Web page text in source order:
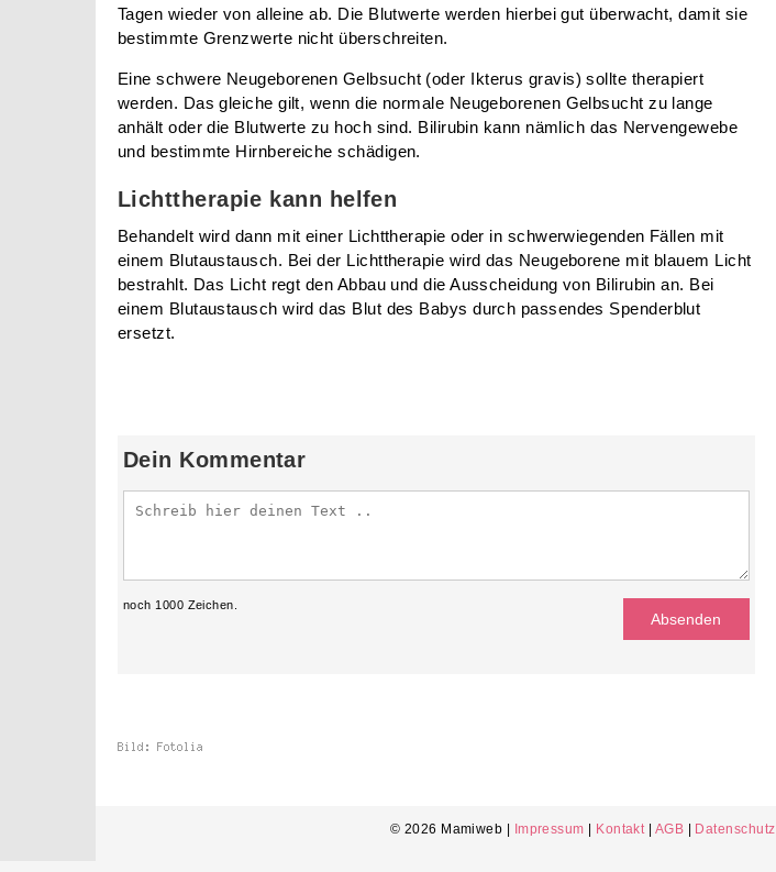
Tagen wieder von alleine ab. Die Blutwerte werden hierbei gut überwacht, damit sie
bestimmte Grenzwerte nicht überschreiten.
Eine schwere Neugeborenen Gelbsucht (oder Ikterus gravis) sollte therapiert
werden. Das gleiche gilt, wenn die normale Neugeborenen Gelbsucht zu lange
anhält oder die Blutwerte zu hoch sind. Bilirubin kann nämlich das Nervengewebe
und bestimmte Hirnbereiche schädigen.
Lichttherapie kann helfen
Behandelt wird dann mit einer Lichttherapie oder in schwerwiegenden Fällen mit
einem Blutaustausch. Bei der Lichttherapie wird das Neugeborene mit blauem Licht
bestrahlt. Das Licht regt den Abbau und die Ausscheidung von Bilirubin an. Bei
einem Blutaustausch wird das Blut des Babys durch passendes Spenderblut
ersetzt.
Dein Kommentar
noch 1000 Zeichen.
© 2026 Mamiweb | Impressum Kontakt| AGB Datenschutz